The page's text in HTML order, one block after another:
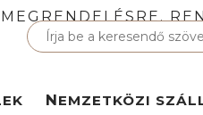
NEMZETKÖZI